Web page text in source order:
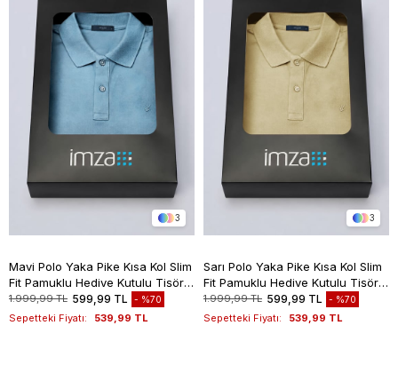
3
Mavi Polo Yaka Pike Kısa Kol Slim
Fit Pamuklu Hediye Kutulu Tişört
1011260169
1.999,99 TL 599,99 TL %70
Sepetteki Fiyatı: 539,99 TL
3
Sarı Polo Yaka Pike Kısa Kol Slim
Fit Pamuklu Hediye Kutulu Tişört
1011260169
1.999,99 TL 599,99 TL %70
Sepetteki Fiyatı: 539,99 TL